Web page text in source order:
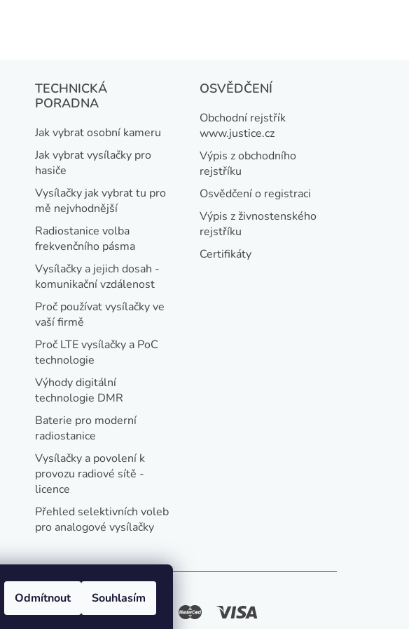
Odmítnout Souhlasím
TECHNICKÁ
PORADNA
Jak vybrat osobní kameru
Jak vybrat vysílačky pro
hasiče
Vysílačky jak vybrat tu pro
mě nejvhodnější
Radiostanice volba
frekvenčního pásma
Vysílačky a jejich dosah -
komunikační vzdálenost
Proč používat vysílačky ve
vaší firmě
Proč LTE vysílačky a PoC
technologie
Výhody digitální
technologie DMR
Baterie pro moderní
radiostanice
Vysílačky a povolení k
provozu radiové sítě -
licence
Přehled selektivních voleb
pro analogové vysílačky
OSVĚDČENÍ
Obchodní rejstřík
www.justice.cz
Výpis z obchodního
rejstříku
Osvědčení o registraci
Výpis z živnostenského
rejstříku
Certifikáty
Oblíbené způsoby platby: